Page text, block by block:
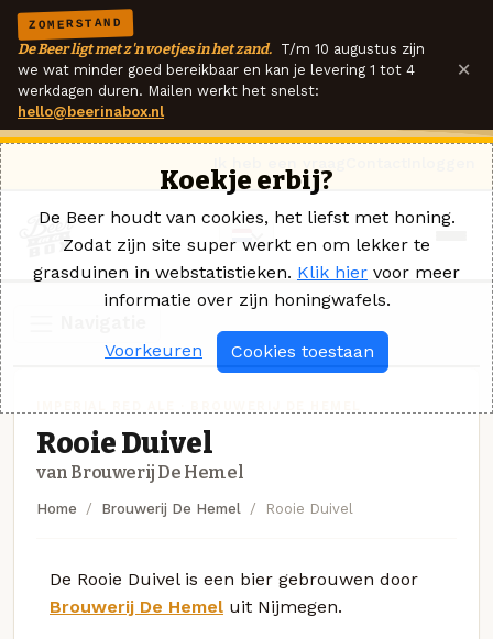
ZOMERSTAND
De Beer ligt met z'n voetjes in het zand. T/m 10 augustus zijn
we wat minder goed bereikbaar en kan je levering 1 tot 4
werkdagen duren. Mailen werkt het snelst:
hello@beerinabox.nl
×
Rooie Duivel
van Brouwerij De Hemel
Home Brouwerij De Hemel Rooie Duivel
De Rooie Duivel is een bier gebrouwen door
Brouwerij De Hemel uit Nijmegen.
Koekje erbij?
De Beer houdt van cookies, het liefst met honing.
Zodat zijn site super werkt en om lekker te
grasduinen in webstatistieken. Klik hier voor meer
informatie over zijn honingwafels.
Voorkeuren Cookies toestaan